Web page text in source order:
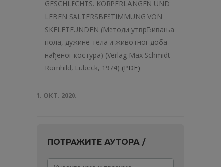
GESCHLECHTS. KÖRPERLÄNGEN UND
LEBEN SALTERSBESTIMMUNG VON
SKELETFUNDEN (Методи утврЂивања
пола, дужине тела и животног доба
нађеног костура) (Verlag Мах Schmidt-
Romhild, Lübeck, 1974) (PDF)
1. ОКТ. 2020.
ПОТРАЖИТЕ АУТОРА /
Унесите